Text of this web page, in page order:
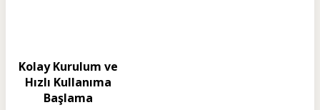
Kolay Kurulum ve
Hızlı Kullanıma
Başlama